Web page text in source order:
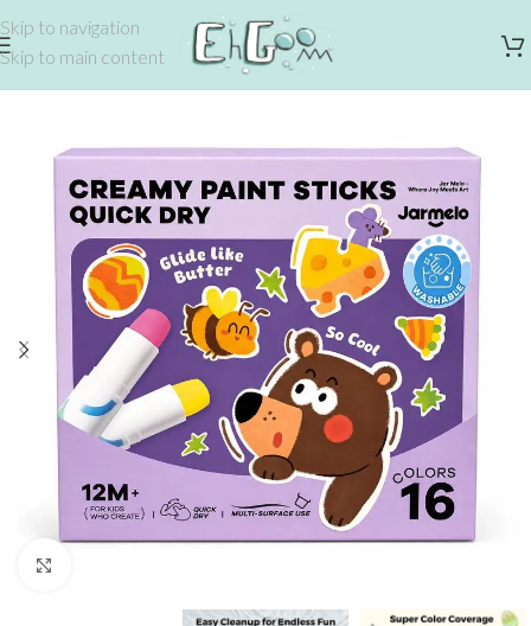
Skip to navigation
Skip to main content